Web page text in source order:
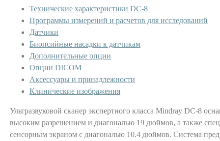
Технические характеристики DC-8
Программы измерений и расчетов для исследований
Датчики
Биопсийные насадки к датчикам
Дополнительные опции
Опции DICOM
Аксессуары и принадлежности
Клинические изображения
Ультразвуковой сканер экспертного класса Mindray DC-8
высоким разрешением и диагональю 19 дюймов, а также
сенсорным экраном с диагональю 10.4 дюймов. Система